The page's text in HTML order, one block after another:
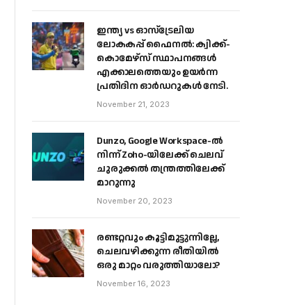
ഇന്ത്യ vs ഓസ്‌ട്രേലിയ
ലോകകപ്പ് ഫൈനൽ: ക്വിക്ക്-
കൊമേഴ്‌സ് സ്ഥാപനങ്ങൾ
എക്കാലത്തെയും ഉയർന്ന
പ്രതിദിന ഓർഡറുകൾ നേടി.
November 21, 2023
Dunzo, Google Workspace-ൽ
നിന്ന് Zoho-യിലേക്ക് ചെലവ്
ചുരുക്കൽ തന്ത്രത്തിലേക്ക്
മാറുന്നു
November 20, 2023
രണ്ടറ്റവും കൂട്ടിമുട്ടുന്നില്ലേ,
ചെലവഴിക്കുന്ന രീതിയിൽ
ഒരു മാറ്റം വരുത്തിയാലോ?
November 16, 2023